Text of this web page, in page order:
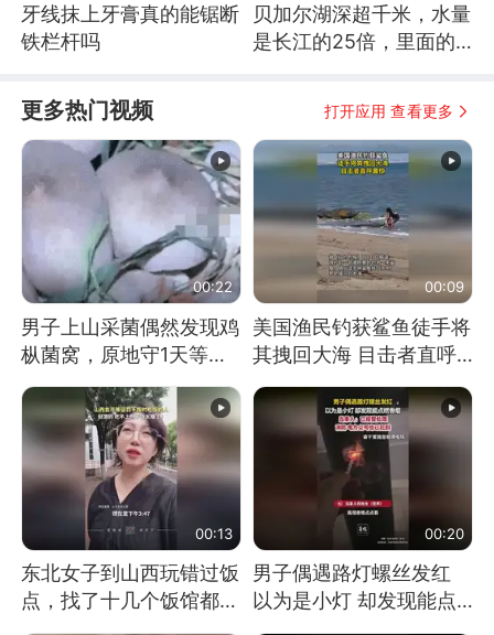
牙线抹上牙膏真的能锯断
铁栏杆吗
贝加尔湖深超千米，水量
是长江的25倍，里面的
更多热门视频 打开应用 查看更多
00:22
男子上山采菌偶然发现鸡
枞菌窝，原地守1天等它
长大：挖了140多朵
00:09
美国渔民钓获鲨鱼徒手将
其拽回大海 目击者直呼
震惊 （视频来源：参考
消息）
00:13
东北女子到山西玩错过饭
点，找了十几个饭馆都没
开门：午休到几点
00:20
男子偶遇路灯螺丝发红
以为是小灯 却发现能点
燃香烟 当事人：已报警